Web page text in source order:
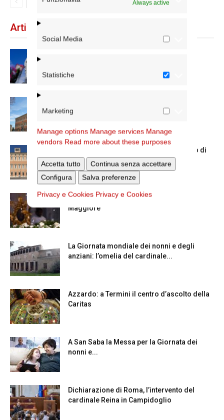
Always active
Social Media
Statistiche
Marketing
Manage options Manage services Manage
vendors Read more about these purposes
Accetta tutto
Continua senza accettare
Configura
Salva preferenze
Privacy e Cookies Privacy e Cookies
Articoli recenti
Chiusura estiva degli Uffici del Vicariato di
Roma
La Madonna della Neve a Santa Maria
Maggiore
La Giornata mondiale dei nonni e degli
anziani: l’omelia del cardinale...
Azzardo: a Termini il centro d’ascolto della
Caritas
A San Saba la Messa per la Giornata dei
nonni e...
Dichiarazione di Roma, l’intervento del
cardinale Reina in Campidoglio